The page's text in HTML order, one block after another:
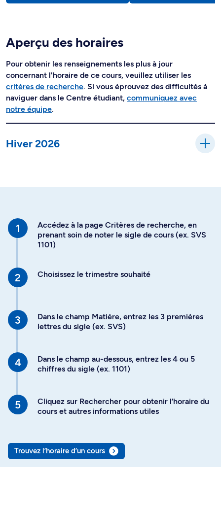
Aperçu des horaires
Pour obtenir les renseignements les plus à jour
concernant l'horaire de ce cours, veuillez utiliser les
critères de recherche. Si vous éprouvez des difficultés à
naviguer dans le Centre étudiant, communiquez avec
notre équipe.
Hiver 2026
Accédez à la page Critères de recherche, en
prenant soin de noter le sigle de cours (ex. SVS
1101)
Choisissez le trimestre souhaité
Dans le champ Matière, entrez les 3 premières
lettres du sigle (ex. SVS)
Dans le champ au-dessous, entrez les 4 ou 5
chiffres du sigle (ex. 1101)
Cliquez sur Rechercher pour obtenir l’horaire du
cours et autres informations utiles
Trouvez l’horaire d’un cours